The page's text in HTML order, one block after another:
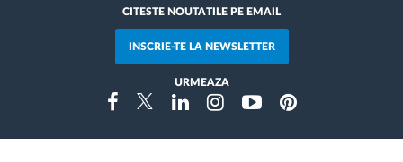
CITESTE NOUTATILE PE EMAIL
INSCRIE-TE LA NEWSLETTER
URMEAZA
FacebookTwitterLinkedinInstragramYoutubePinterest